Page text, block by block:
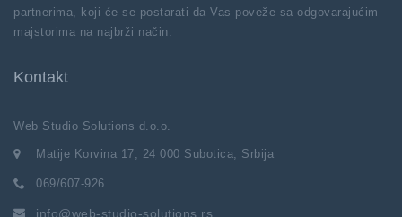
partnerima, koji će se postarati da Vas poveže sa odgovarajućim
majstorima na najbrži način.
Kontakt
Web Studio Solutions d.o.o.
Matije Korvina 17, 24 000 Subotica, Srbija
069/607-926
info@web-studio-solutions.rs